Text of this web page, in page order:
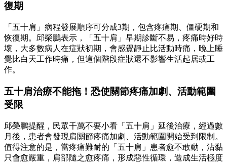
復期
「五十肩」病程發展順序可分成3期，包含疼痛期、僵硬期和
恢復期。邱榮鵬表示，「五十肩」早期診斷不易，疼痛時好時
壞，大多數病人在症狀初期，會感覺靜止比活動時痛，晚上睡
覺比白天工作時痛，但這個階段症狀還不影響生活起居或工
作。
五十肩治療不能拖！恐使關節疼痛加劇、活動範圍
受限
邱榮鵬提醒，民眾千萬不要小看「五十肩」延後治療，經過數
月後，患者會發現肩關節疼痛加劇、活動範圍開始受到限制。
值得注意的是，當疼痛難耐的「五十肩」患者愈不敢動，沾黏
只會愈嚴重，肩部隨之愈疼痛，形成惡性循環，造成生活極度